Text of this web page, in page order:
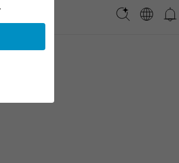
애플 인텔리전스, 알리바바 큐원 모델 연
라이트닝 결제 서버 인증정보 탈취됐다…
빗썸, 솜니아(SOMI) 입출금 7일 오전 11